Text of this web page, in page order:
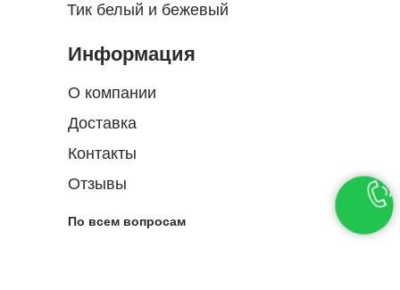
Информация
О компании
По всем вопросам
Доставка
Контакты
Отзывы
Тик белый и бежевый